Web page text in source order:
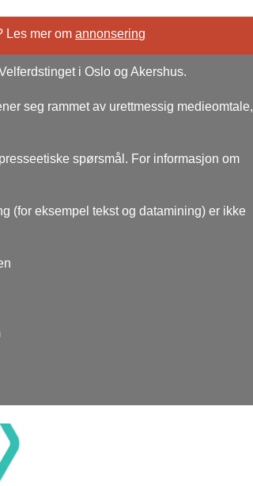
Les mer omannonsering
i Oslo og Akershus.
seg rammet av urettmessig medieomtale,
spørsmål. For informasjon om
(for eksempel tekst og datamining) er ikke